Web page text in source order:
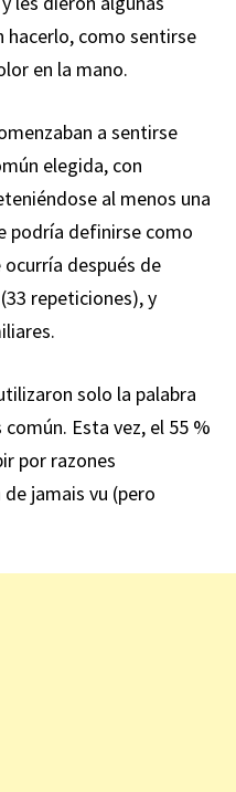
hacerlo, como sentirse
en la mano.
a sentirse
elegida, con
al menos una
podría definirse como
después de
repeticiones), y
solo la palabra
Esta vez, el 55 %
por razones
jamais vu (pero